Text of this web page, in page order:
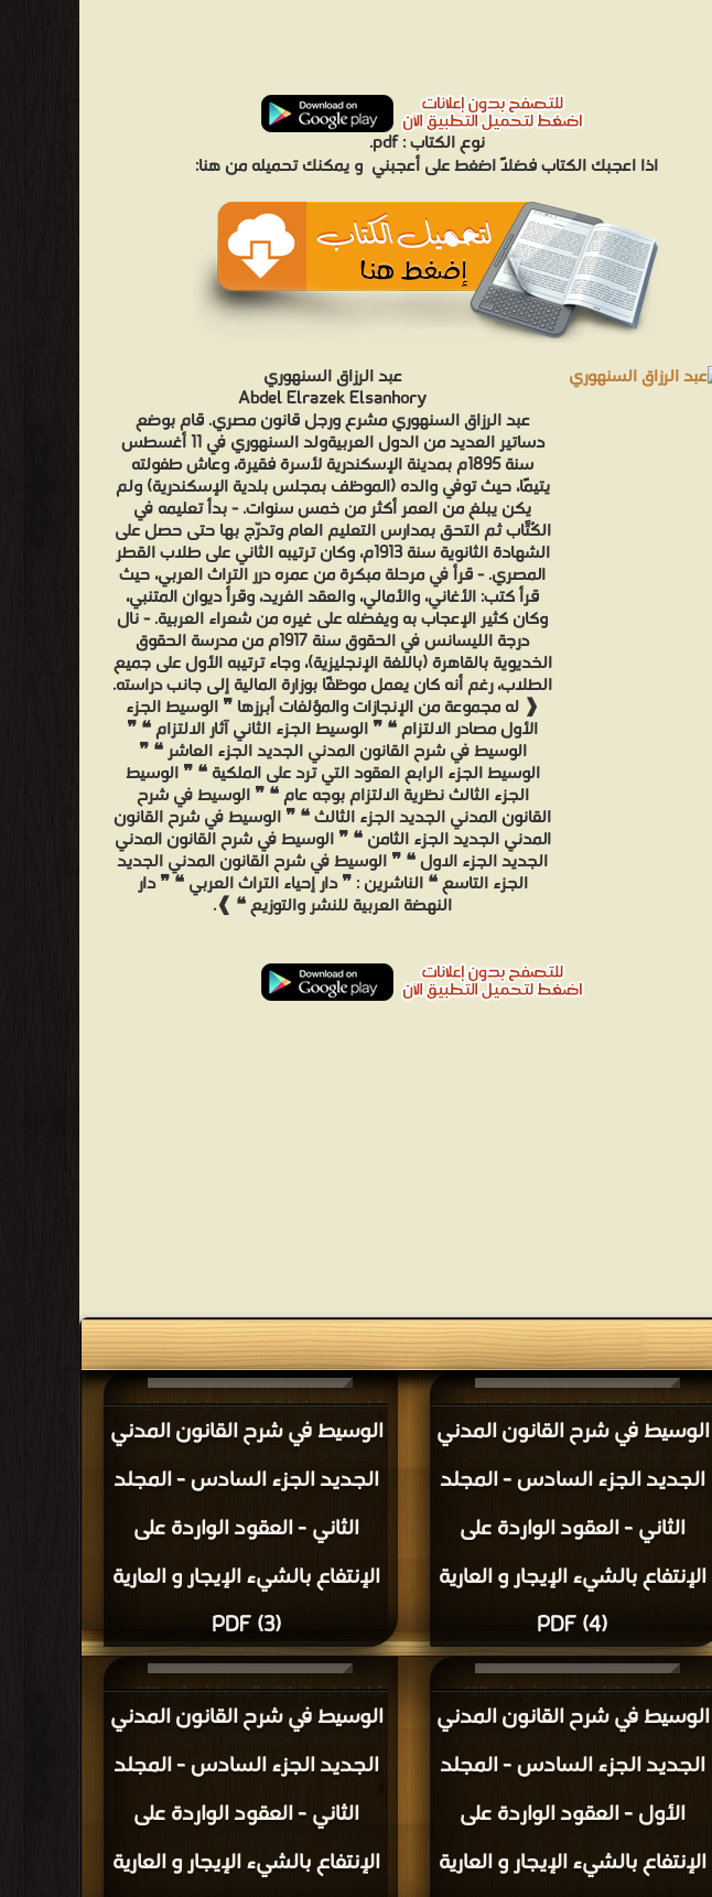
نوع الكتاب :pdf.
اذا اعجبك الكتاب فضلاً اضغط على أعجبني و يمكنك تحميله من هنا:
عبد الرزاق السنهوري
Abdel Elrazek Elsanhory
عبد الرزاق السنهوري مشرع ورجل قانون مصري. قام بوضع
دساتير العديد من الدول العربيةولد السنهوري في 11 أغسطس
سنة 1895م بمدينة الإسكندرية لأسرة فقيرة، وعاش طفولته
يتيمًا، حيث توفي والده (الموظف بمجلس بلدية الإسكندرية) ولم
يكن يبلغ من العمر أكثر من خمس سنوات. - بدأ تعليمه في
الكُتَّاب ثم التحق بمدارس التعليم العام وتدرّج بها حتى حصل على
الشهادة الثانوية سنة 1913م، وكان ترتيبه الثاني على طلاب القطر
المصري. - قرأ في مرحلة مبكرة من عمره درر التراث العربي، حيث
قرأ كتب: الأغاني، والأمالي، والعقد الفريد، وقرأ ديوان المتنبي،
وكان كثير الإعجاب به ويفضله على غيره من شعراء العربية. - نال
درجة الليسانس في الحقوق سنة 1917م من مدرسة الحقوق
الخديوية بالقاهرة (باللغة الإنجليزية)، وجاء ترتيبه الأول على جميع
الطلاب، رغم أنه كان يعمل موظفًا بوزارة المالية إلى جانب دراسته.
❰ له مجموعة من الإنجازات والمؤلفات أبرزها ❞ الوسيط الجزء
الأول مصادر الالتزام ❝ ❞ الوسيط الجزء الثاني آثار الالتزام ❝ ❞
الوسيط في شرح القانون المدني الجديد الجزء العاشر ❝ ❞
الوسيط الجزء الرابع العقود التي ترد على الملكية ❝ ❞ الوسيط
الجزء الثالث نظرية الالتزام بوجه عام ❝ ❞ الوسيط في شرح
القانون المدني الجديد الجزء الثالث ❝ ❞ الوسيط في شرح القانون
المدني الجديد الجزء الثامن ❝ ❞ الوسيط في شرح القانون المدني
الجديد الجزء الاول ❝ ❞ الوسيط في شرح القانون المدني الجديد
الجزء التاسع ❝ الناشرين : ❞ دار إحياء التراث العربي ❝ ❞ دار
النهضة العربية للنشر والتوزيع ❝ ❱.
الوسيط في شرح القانون المدني
الجديد الجزء السادس - المجلد
الثاني - العقود الواردة على
الإنتفاع بالشيء الإيجار و العارية
(3) PDF
قراءة و تحميل كتاب الوسيط في شرح القانون
المدني الجديد الجزء السادس - المجلد الثاني -
العقود الواردة على الإنتفاع بالشيء الإيجار و
العارية (3) PDF مجانا
الوسيط في شرح القانون المدني
الجديد الجزء السادس - المجلد
الثاني - العقود الواردة على
الإنتفاع بالشيء الإيجار و العارية
(4) PDF
قراءة و تحميل كتاب الوسيط في شرح القانون
المدني الجديد الجزء السادس - المجلد الثاني -
العقود الواردة على الإنتفاع بالشيء الإيجار و
العارية (4) PDF مجانا
الوسيط في شرح القانون المدني
الجديد الجزء السادس - المجلد
الثاني - العقود الواردة على
الإنتفاع بالشيء الإيجار و العارية
قراءة و تحميل كتاب الوسيط في شرح القانون
المدني الجديد الجزء السادس - المجلد الثاني -
العقود الواردة على الإنتفاع بالشيء الإيجار و
العارية (1) PDF مجانا
الوسيط في شرح القانون المدني
الجديد الجزء السادس - المجلد
الأول - العقود الواردة على
الإنتفاع بالشيء الإيجار و العارية
قراءة و تحميل كتاب الوسيط في شرح القانون
المدني الجديد الجزء السادس - المجلد الأول -
العقود الواردة على الإنتفاع بالشيء الإيجار و
العارية (9) PDF مجانا